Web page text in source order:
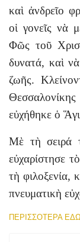
καὶ ἀνδρεῖο
οἱ γονεῖς νὰ
Φῶς τοῦ
δυνατά, καὶ
ζωῆς.
Θεσσαλονίκης
εὐχήθηκε ὁ
Μὲ τὴ σειρά
εὐχαρίστησε
τὴ φιλοξενία,
πνευματικὴ
ΠΕΡΙΣΣΟΤΕΡΑ